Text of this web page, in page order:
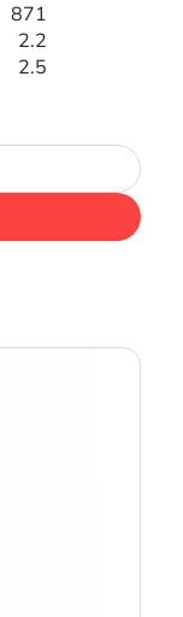
871
2.2
2.5